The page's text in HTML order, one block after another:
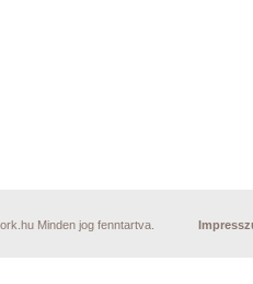
Minden jog fenntartva.